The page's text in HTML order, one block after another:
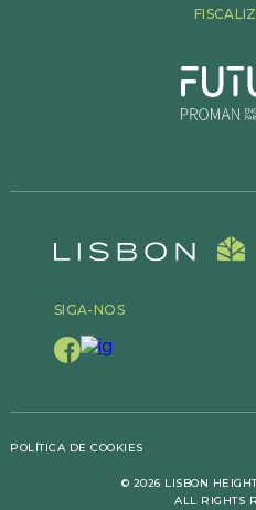
SIGA-NOS
© 2026 LISBON
ALL RIGHTS
POLÍTICA DE COOKIES